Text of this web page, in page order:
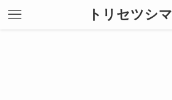
トリセツシ